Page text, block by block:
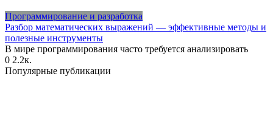
Программирование и разработка
Разбор математических выражений — эффективные методы и
полезные инструменты
В мире программирования часто требуется анализировать
0 2.2к.
Популярные публикации